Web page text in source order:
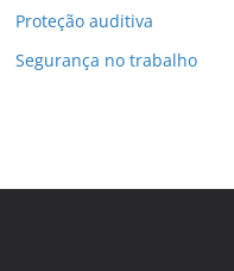
Proteção auditiva
Segurança no trabalho